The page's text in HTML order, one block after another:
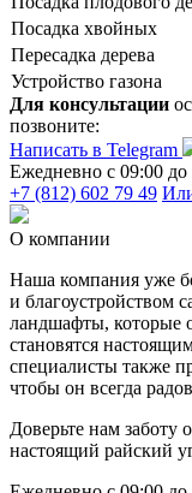
Посадка хвойных
Пересадка дерева
Устройство газона
Для консультации
позвоните:
Написать в Telegram
Ежедневно c 09:00 до
+7 (812) 602 79 49
О компании
Наша компания уже
и благоустройством
ландшафты, которые
становятся
специалисты также
чтобы он всегда
Доверьте нам заботу
настоящий райский